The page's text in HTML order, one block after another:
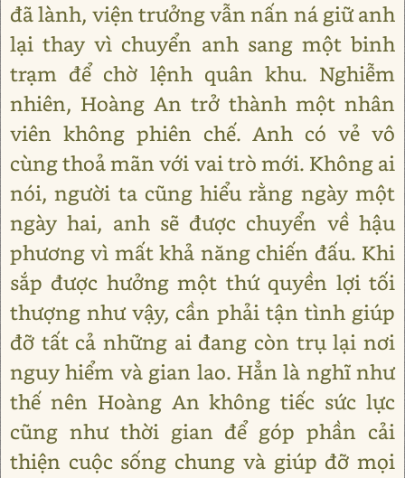
đã lành, viện trưởng vẫn nấn ná giữ anh
lại thay vì chuyển anh sang một binh
trạm để chờ lệnh quân khu. Nghiễm
nhiên, Hoàng An trở thành một nhân
viên không phiên chế. Anh có vẻ vô
cùng thoả mãn với vai trò mới. Không ai
nói, người ta cũng hiểu rằng ngày một
ngày hai, anh sẽ được chuyển về hậu
phương vì mất khả năng chiến đấu. Khi
sắp được hưởng một thứ quyền lợi tối
thượng như vậy, cần phải tận tình giúp
đỡ tất cả những ai đang còn trụ lại nơi
nguy hiểm và gian lao. Hẳn là nghĩ như
thế nên Hoàng An không tiếc sức lực
cũng như thời gian để góp phần cải
thiện cuộc sống chung và giúp đỡ mọi